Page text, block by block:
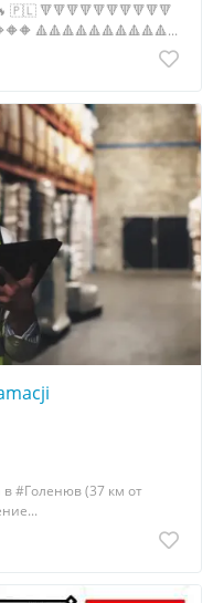
🇵🇱 🔻🔻🔻🔻🔻🔻🔻🔻🔻🔻
🔺🔺🔺🔺🔺🔺🔺🔺🔺🔺...
#Голенюв (37 км от